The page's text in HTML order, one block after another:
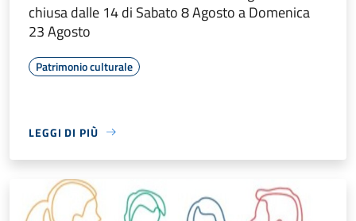
chiusa dalle 14 di Sabato 8 Agosto a Domenica
23 Agosto
Patrimonio culturale
LEGGI DI PIÙ